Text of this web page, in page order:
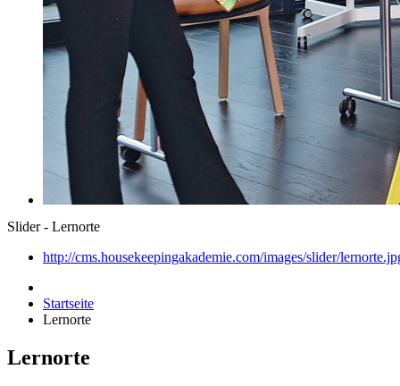
Slider - Lernorte
http://cms.housekeepingakademie.com/images/slider/
Startseite
Lernorte
Lernorte